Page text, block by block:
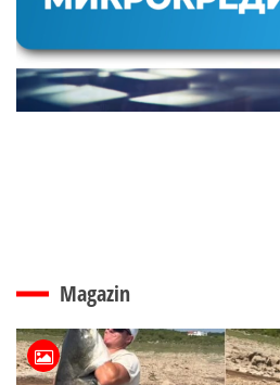
Magazin